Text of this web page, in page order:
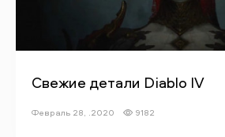
Свежие детали Diablo IV
Февраль 28, .2020 9182